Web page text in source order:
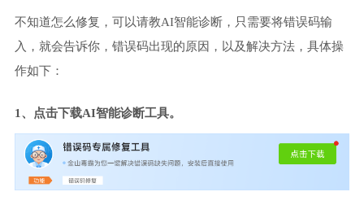
不知道怎么修复，可以请教AI智能诊断，只需要将错误码输
入，就会告诉你，错误码出现的原因，以及解决方法，具体操
作如下：
1、点击下载AI智能诊断工具。